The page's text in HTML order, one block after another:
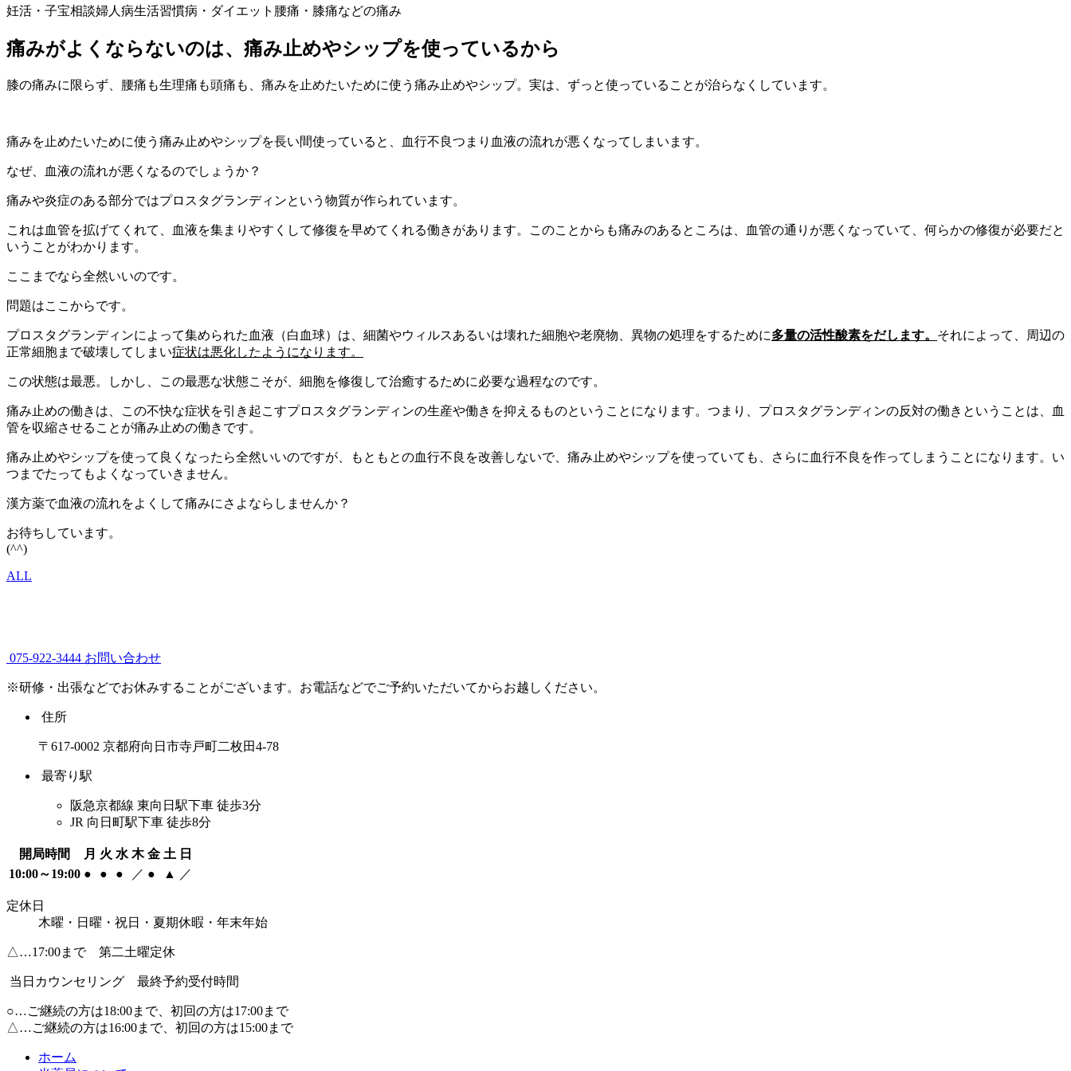
妊活・子宝相談婦人病生活習慣病・ダイエット 腰痛・膝痛などの痛み
痛みがよくならないのは、痛み止めやシップを使っているから
膝の痛みに限らず、腰痛も生理痛も頭痛も、痛みを止めたいために使う痛み止めやシップ。実は、ずっと使っていることが治らなくしています。
痛みを止めたいために使う痛み止めやシップを長い間使っていると、血行不良つまり血液の流れが悪くなってしまいます。
なぜ、血液の流れが悪くなるのでしょうか？
痛みや炎症のある部分ではプロスタグランディンという物質が作られています。
これは血管を拡げてくれて、血液を集まりやすくして修復を早めてくれる働きがあります。このことからも痛みのあるところは、血管の通りが悪くなっていて、何らかの修復が必要だと
いうことがわかります。
ここまでなら全然いいのです。
問題はここからです。
プロスタグランディンによって集められた血液（白血球）は、細菌やウィルスあるいは壊れた細胞や老廃物、異物の処理をするために多量の活性酸素をだします。 それによって、周辺の
正常細胞まで破壊してしまい症状は悪化したようになります。
この状態は最悪。しかし、この最悪な状態こそが、細胞を修復して治癒するために必要な過程なのです。
痛み止めの働きは、この不快な症状を引き起こすプロスタグランディンの生産や働きを抑えるものということになります。つまり、プロスタグランディンの反対の働きということは、血
管を収縮させることが痛み止めの働きです。
痛み止めやシップを使って良くなったら全然いいのですが、もともとの血行不良を改善しないで、痛み止めやシップを使っていても、さらに血行不良を作ってしまうことになります。い
つまでたってもよくなっていきません。
漢方薬で血液の流れをよくして痛みにさよならしませんか？
お待ちしています。
(^^)
ALL
075-922-3444 お問い合わせ
※研修・出張などでお休みすることがございます。お電話などでご予約いただいてからお越しください。
住所
〒617-0002 京都府向日市寺戸町二枚田4-78
最寄り駅
阪急京都線 東向日駅下車 徒歩3分
JR 向日町駅下車 徒歩8分
開局時間 月 火 水 木 金 土 日
10:00～19:00 ● ● ● ／ ● ▲ ／
定休日
木曜・日曜・祝日・夏期休暇・年末年始
△…17:00まで 第二土曜定休
当日カウンセリング 最終予約受付時間
○…ご継続の方は18:00まで、初回の方は17:00まで
△…ご継続の方は16:00まで、初回の方は15:00まで
ホーム